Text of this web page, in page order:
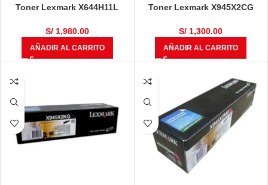
Toner Lexmark X644H11L
S/1,980.00
AÑADIR AL CARRITO
Toner Lexmark X945X2CG
S/ 1,300.00
AÑADIR AL CARRITO